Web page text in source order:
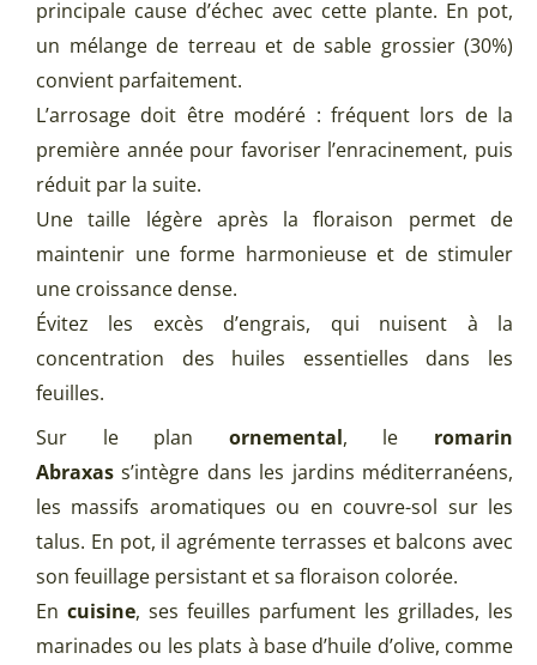
principale cause d’échec avec cette plante. En pot,
un mélange de terreau et de sable grossier (30%)
convient parfaitement.
L’arrosage doit être modéré : fréquent lors de la
première année pour favoriser l’enracinement, puis
réduit par la suite.
Une taille légère après la floraison permet de
maintenir une forme harmonieuse et de stimuler
une croissance dense.
Évitez les excès d’engrais, qui nuisent à la
concentration des huiles essentielles dans les
feuilles.
Sur le plan ornemental, le romarin
Abraxas s’intègre dans les jardins méditerranéens,
les massifs aromatiques ou en couvre-sol sur les
talus. En pot, il agrémente terrasses et balcons avec
son feuillage persistant et sa floraison colorée.
En cuisine, ses feuilles parfument les grillades, les
marinades ou les plats à base d’huile d’olive, comme